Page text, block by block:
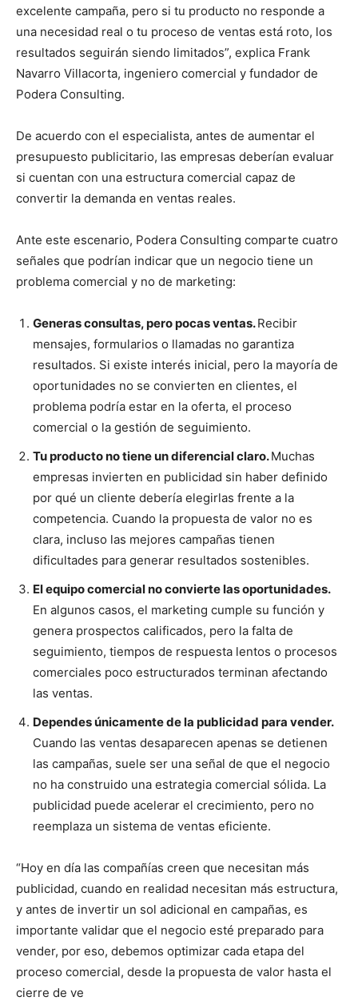
excelente campaña, pero si tu producto no responde a
una necesidad real o tu proceso de ventas está roto, los
resultados seguirán siendo limitados”, explica Frank
Navarro Villacorta, ingeniero comercial y fundador de
Podera Consulting.
De acuerdo con el especialista, antes de aumentar el
presupuesto publicitario, las empresas deberían evaluar
si cuentan con una estructura comercial capaz de
convertir la demanda en ventas reales.
Ante este escenario, Podera Consulting comparte cuatro
señales que podrían indicar que un negocio tiene un
problema comercial y no de marketing:
Generas consultas, pero pocas ventas.Recibir
mensajes, formularios o llamadas no garantiza
resultados. Si existe interés inicial, pero la mayoría de
oportunidades no se convierten en clientes, el
problema podría estar en la oferta, el proceso
comercial o la gestión de seguimiento.
Tu producto no tiene un diferencial claro.Muchas
empresas invierten en publicidad sin haber definido
por qué un cliente debería elegirlas frente a la
competencia. Cuando la propuesta de valor no es
clara, incluso las mejores campañas tienen
dificultades para generar resultados sostenibles.
El equipo comercial no convierte las oportunidades.
En algunos casos, el marketing cumple su función y
genera prospectos calificados, pero la falta de
seguimiento, tiempos de respuesta lentos o procesos
comerciales poco estructurados terminan afectando
las ventas.
Dependes únicamente de la publicidad para vender.
Cuando las ventas desaparecen apenas se detienen
las campañas, suele ser una señal de que el negocio
no ha construido una estrategia comercial sólida. La
publicidad puede acelerar el crecimiento, pero no
reemplaza un sistema de ventas eficiente.
“Hoy en día las compañías creen que necesitan más
publicidad, cuando en realidad necesitan más estructura,
y antes de invertir un sol adicional en campañas, es
importante validar que el negocio esté preparado para
vender, por eso, debemos optimizar cada etapa del
proceso comercial, desde la propuesta de valor hasta el
cierre de ve